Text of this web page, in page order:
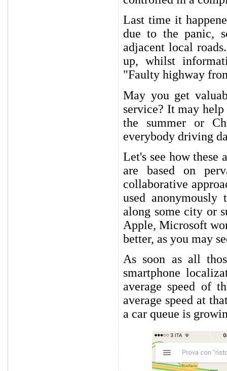
Last time it
due to the panic,
adjacent local
up, whilst
"Faulty highway
May you get
service? It may
the summer or
everybody driving
Let's see how these
are based on
collaborative
used
along some city or
Apple, Microsoft
better, as you may
As soon as all
smartphone
average speed of
average speed at
a car queue is